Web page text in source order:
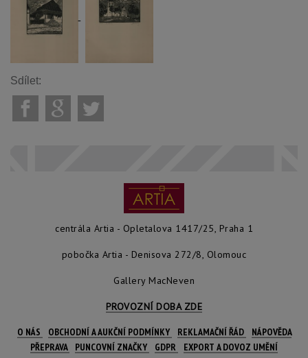
Sdílet:
centrála Artia - Opletalova 1417/25, Praha 1
pobočka Artia - Denisova 272/8, Olomouc
Gallery MacNeven
PROVOZNÍ DOBA ZDE
O NÁS OBCHODNÍ A AUKČNÍ PODMÍNKY REKLAMAČNÍ ŘÁD
NÁPOVĚDA
PŘEPRAVA
PUNCOVNÍ ZNAČKY GDPR EXPORT A DOVOZ UMĚNÍ